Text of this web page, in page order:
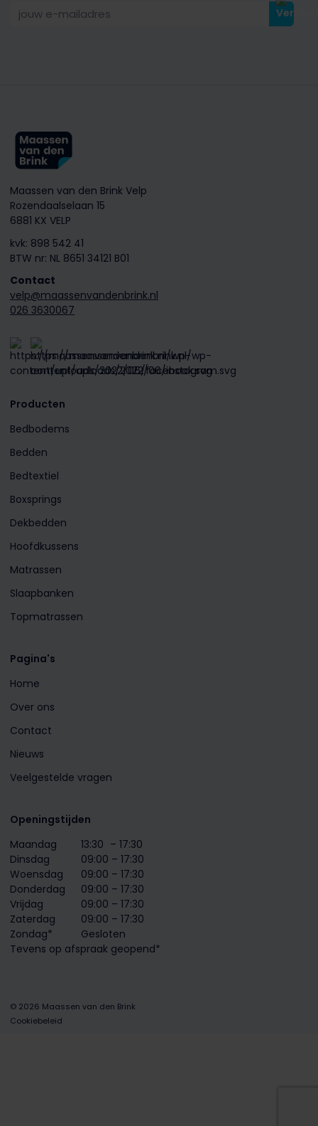
jouw e-mailadres
Maassen van den Brink Velp
Rozendaalselaan 15
6881 KX VELP
kvk: 898 542 41
BTW nr: NL 8651 34121 B01
Contact
velp@maassenvandenbrink.nl
026 3630067
Producten
Bedbodems
Bedden
Bedtextiel
Boxsprings
Dekbedden
Hoofdkussens
Matrassen
Slaapbanken
Topmatrassen
Pagina's
Home
Over ons
Contact
Nieuws
Veelgestelde vragen
Openingstijden
Maandag
13:30 – 17:30
Dinsdag
09:00 – 17:30
Woensdag
09:00 – 17:30
Donderdag
09:00 – 17:30
Vrijdag
09:00 – 17:30
Zaterdag
09:00 – 17:30
Zondag*
Gesloten
Tevens op afspraak geopend*
© 2026 Maassen van den Brink
Cookiebeleid